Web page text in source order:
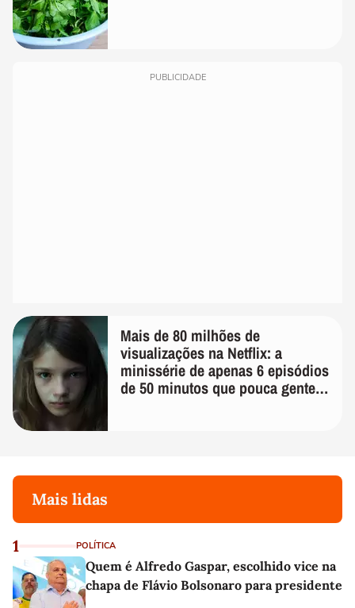
PUBLICIDADE
Mais de 80 milhões de
visualizações na Netflix: a
minissérie de apenas 6 episódios
de 50 minutos que pouca gente
Mais lidas
1 POLÍTICA
Quem é Alfredo Gaspar, escolhido vice na
chapa de Flávio Bolsonaro para presidente